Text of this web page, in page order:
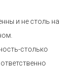
и не столь на
столько